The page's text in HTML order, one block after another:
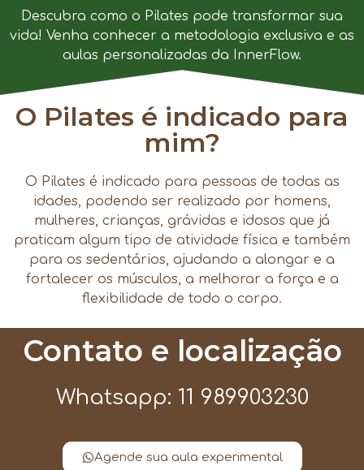
Descubra como o Pilates pode transformar sua
vida! Venha conhecer a metodologia exclusiva e as
aulas personalizadas da InnerFlow.
O Pilates é indicado para
mim?
O Pilates é indicado para pessoas de todas as
idades, podendo ser realizado por homens,
mulheres, crianças, grávidas e idosos que já
praticam algum tipo de atividade física e também
para os sedentários, ajudando a alongar e a
fortalecer os músculos, a melhorar a força e a
flexibilidade de todo o corpo.
Contato e localização
Whatsapp: 11 989903230
Agende sua aula experimental